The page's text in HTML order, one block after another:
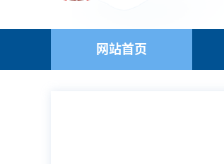
网站首页